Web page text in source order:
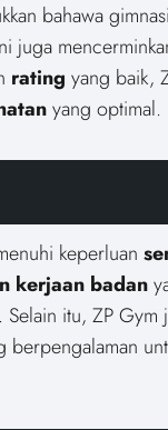
bahawa
juga
rating yang baik,
yang optimal.
keperluan
kerjaan badan
Selain itu, ZP Gym
berpengalaman